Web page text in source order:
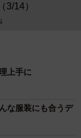
3/14）
上手に
な服装にも合うデ